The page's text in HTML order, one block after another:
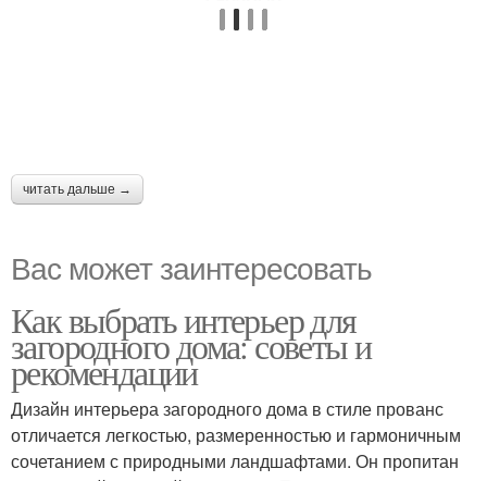
читать дальше →
Вас может заинтересовать
Как выбрать интерьер для
загородного дома: советы и
рекомендации
Дизайн интерьера загородного дома в стиле прованс
отличается легкостью, размеренностью и гармоничным
сочетанием с природными ландшафтами. Он пропитан